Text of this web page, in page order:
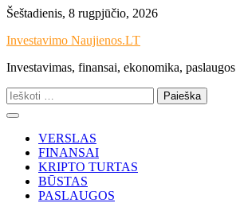
Skip
content
Šeštadienis, 8 rugpjūčio, 2026
Investavimo Naujienos.LT
Investavimas, finansai, ekonomika, paslaugos
Ieškoti:
VERSLAS
FINANSAI
KRIPTO TURTAS
BŪSTAS
PASLAUGOS